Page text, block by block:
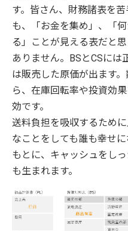
す。皆さん、財務諸表を
も、「お金を集め」、「
る」ことが見える表だと
ありません。BSとCSに
は販売した原価が出ます
ら、在庫回転率や投資効
効です。
送料負担を吸収するため
なことをしても誰も幸せ
もとに、キャッシュをし
も生まれます。